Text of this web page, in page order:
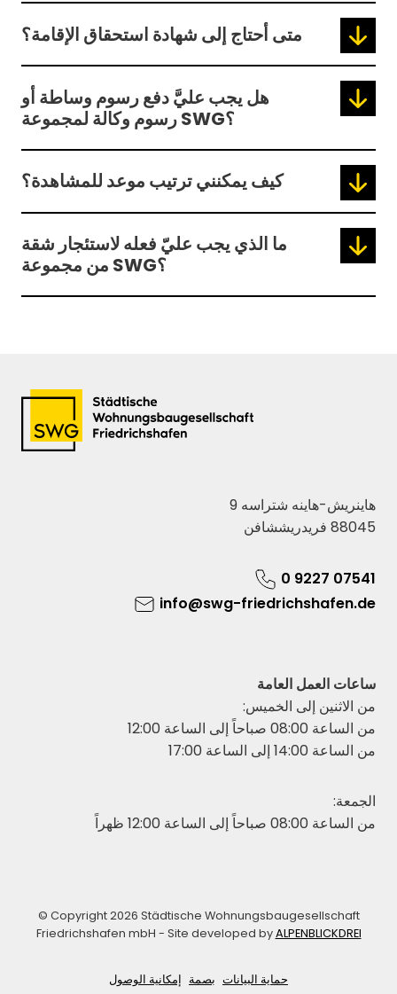
متى أحتاج إلى شهادة استحقاق الإقامة؟
هل يجب عليَّ دفع رسوم وساطة أو
رسوم وكالة لمجموعة SWG؟
كيف يمكنني ترتيب موعد للمشاهدة؟
ما الذي يجب عليّ فعله لاستئجار شقة
من مجموعة SWG؟
هاينريش-هاينه شتراسه 9
88045 فريدريششافن
07541 9227 0
info@swg-friedrichshafen.de
ساعات العمل العامة
من الاثنين إلى الخميس:
من الساعة 08:00 صباحاً إلى الساعة 12:00
من الساعة 14:00 إلى الساعة 17:00
الجمعة:
من الساعة 08:00 صباحاً إلى الساعة 12:00 ظهراً
© Copyright 2026 Städtische Wohnungsbaugesellschaft
Friedrichshafen mbH - Site developed byALPENBLICKDREI
إمكانية الوصول بصمة حماية البيانات